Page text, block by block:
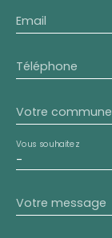
Email
Téléphone
Votre commune
-
Vous souhaitez
Votre message